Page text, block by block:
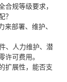
规等级要求，
？
部署、维护、
、人力维护、潜
可费用。
扩展性，能否支